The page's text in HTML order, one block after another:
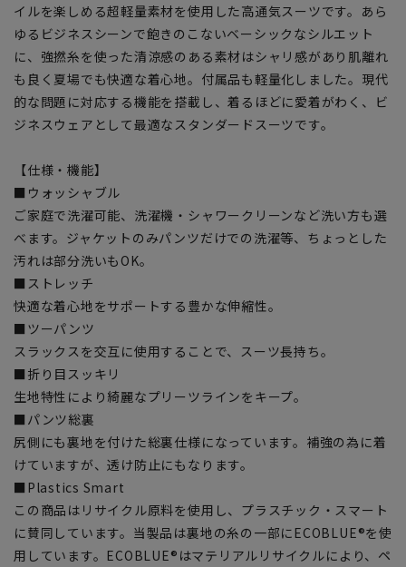
イルを楽しめる超軽量素材を使用した高通気スーツです。あら
ゆるビジネスシーンで飽きのこないベーシックなシルエット
に、強撚糸を使った清涼感のある素材はシャリ感があり肌離れ
も良く夏場でも快適な着心地。付属品も軽量化しました。現代
的な問題に対応する機能を搭載し、着るほどに愛着がわく、ビ
ジネスウェアとして最適なスタンダードスーツです。
【仕様・機能】
■ウォッシャブル
ご家庭で洗濯可能、洗濯機・シャワークリーンなど洗い方も選
べます。ジャケットのみパンツだけでの洗濯等、ちょっとした
汚れは部分洗いもOK。
■ストレッチ
快適な着心地をサポートする豊かな伸縮性。
■ツーパンツ
スラックスを交互に使用することで、スーツ長持ち。
■折り目スッキリ
生地特性により綺麗なプリーツラインをキープ。
■パンツ総裏
尻側にも裏地を付けた総裏仕様になっています。補強の為に着
けていますが、透け防止にもなります。
■Plastics Smart
この商品はリサイクル原料を使用し、プラスチック・スマート
に賛同しています。当製品は裏地の糸の一部にECOBLUE®を使
用しています。ECOBLUE®はマテリアルリサイクルにより、ペ